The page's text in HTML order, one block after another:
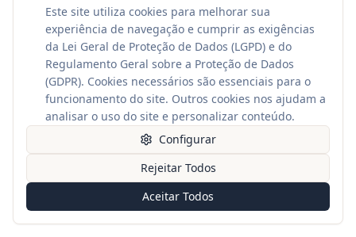
Este site utiliza cookies para melhorar sua
experiência de navegação e cumprir as exigências
da Lei Geral de Proteção de Dados (LGPD) e do
Regulamento Geral sobre a Proteção de Dados
(GDPR). Cookies necessários são essenciais para o
funcionamento do site. Outros cookies nos ajudam a
analisar o uso do site e personalizar conteúdo.
Configurar
Rejeitar Todos
Aceitar Todos